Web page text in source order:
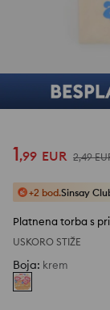
1,99 EUR 2,49
+2 bod.Sinsay
Platnena torba s
USKORO STIŽE
Boja: krem